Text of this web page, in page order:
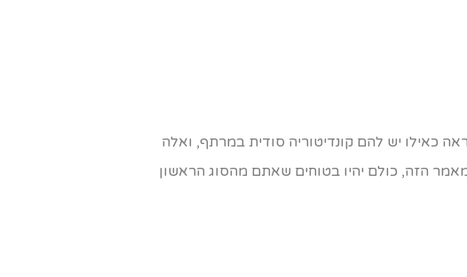
כאילו יש להם קונדיטוריה סודית במרתף, ואלה
הזה, כולם יהיו בטוחים שאתם מהסוג הראשון